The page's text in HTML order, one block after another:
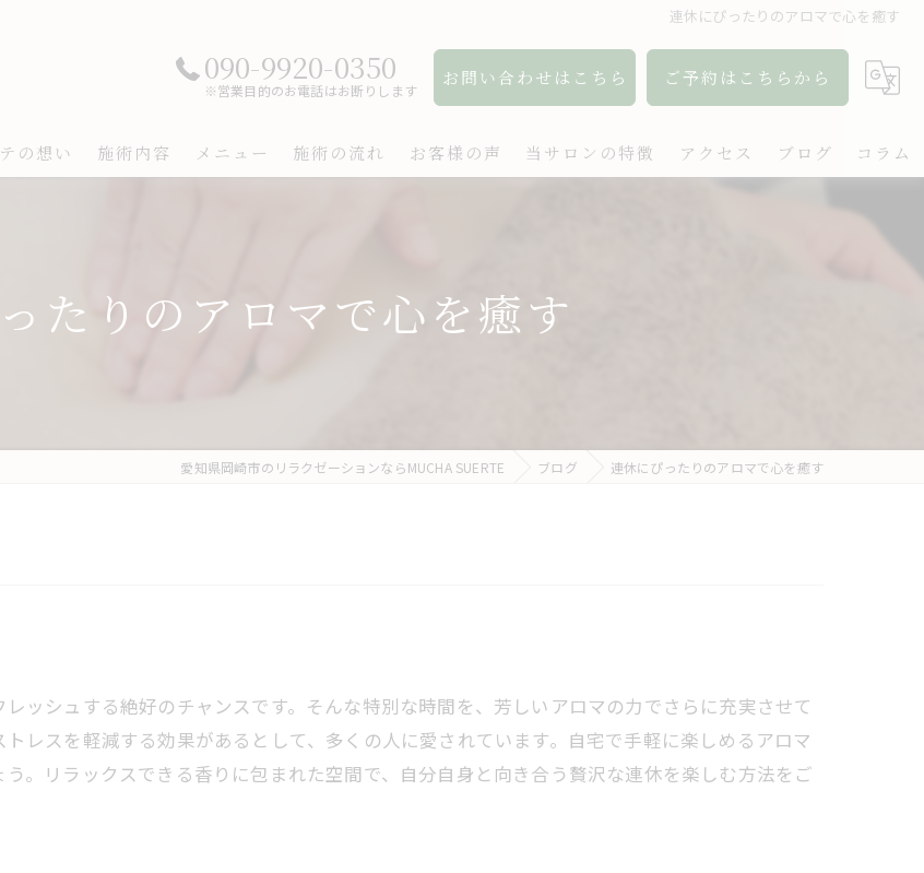
連休にぴったりのアロマで心を癒す
090-9920-0350
※営業目的のお電話はお断りします
お問い合わせはこちら ご予約はこちらから
の想い 施術内容 メニュー 施術の流れ お客様の声 当サロンの特徴
ボディケア
アクセス ブログ コラム
たりのアロマで心を癒す
愛知県岡崎市のリラクゼーションならMUCHA SUERTE ブログ 連休にぴったりのアロマで心を癒す
ッシュする絶好のチャンスです。そんな特別な時間を、芳しいアロマの力でさらに充実させて
レスを軽減する効果があるとして、多くの人に愛されています。自宅で手軽に楽しめるアロマ
。リラックスできる香りに包まれた空間で、自分自身と向き合う贅沢な連休を楽しむ方法をご